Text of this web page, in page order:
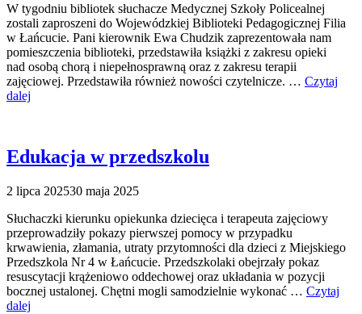
W tygodniu bibliotek słuchacze Medycznej Szkoły Policealnej
zostali zaproszeni do Wojewódzkiej Biblioteki Pedagogicznej Filia
w Łańcucie. Pani kierownik Ewa Chudzik zaprezentowała nam
pomieszczenia biblioteki, przedstawiła książki z zakresu opieki
nad osobą chorą i niepełnosprawną oraz z zakresu terapii
zajęciowej. Przedstawiła również nowości czytelnicze. … Czytaj
dalej
Edukacja w przedszkolu
2 lipca 202530 maja 2025
Słuchaczki kierunku opiekunka dziecięca i terapeuta zajęciowy
przeprowadziły pokazy pierwszej pomocy w przypadku
krwawienia, złamania, utraty przytomności dla dzieci z Miejskiego
Przedszkola Nr 4 w Łańcucie. Przedszkolaki obejrzały pokaz
resuscytacji krążeniowo oddechowej oraz układania w pozycji
bocznej ustalonej. Chętni mogli samodzielnie wykonać … Czytaj
dalej